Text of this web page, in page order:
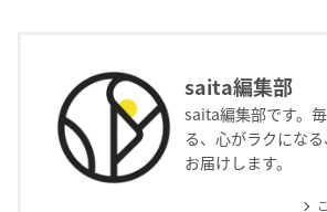
saita編集部
saita編集部です。
る、心がラクにな
お届けします。